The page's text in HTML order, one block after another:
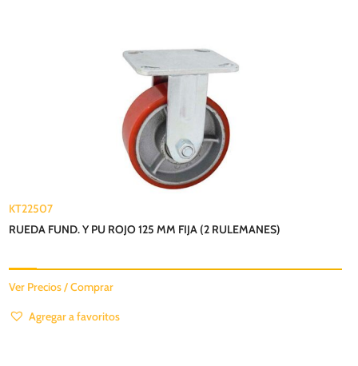
KT22507
RUEDA FUND. Y PU ROJO 125 MM FIJA (2 RULEMANES)
Ver Precios / Comprar
Agregar a favoritos